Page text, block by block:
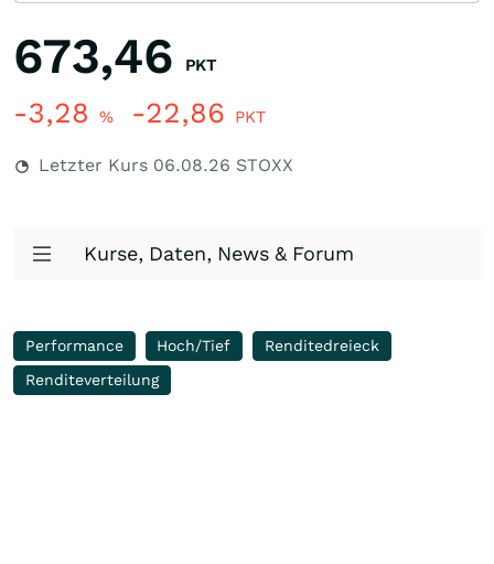
673,46 PKT
-3,28 % -22,86 PKT
Letzter Kurs 06.08.26 STOXX
Kurse, Daten, News & Forum
Performance Hoch/Tief
Renditedreieck
Renditeverteilung